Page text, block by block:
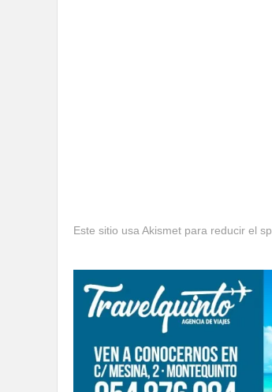
Este sitio usa Akismet para reducir el